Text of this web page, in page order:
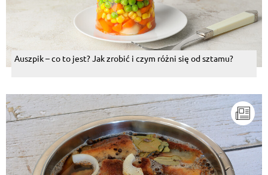
Auszpik – co to jest? Jak zrobić i czym różni się od sztamu?